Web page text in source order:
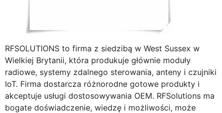
RFSOLUTIONS to firma z siedzibą w West Sussex w
Wielkiej Brytanii, która produkuje głównie moduły
radiowe, systemy zdalnego sterowania, anteny i czujniki
IoT. Firma dostarcza różnorodne gotowe produkty i
akceptuje usługi dostosowywania OEM. RFSolutions ma
bogate doświadczenie, wiedzę i możliwości, może